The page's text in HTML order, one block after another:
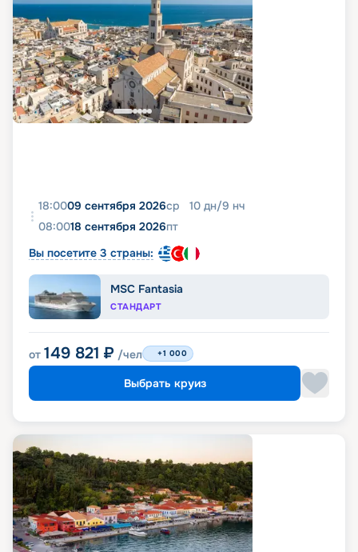
18:0009 сентября 2026ср 10 дн/9 нч
08:0018 сентября 2026пт
Вы посетите 3 страны:
MSC Fantasia
СТАНДАРТ
от 149 821 ₽ /чел +1 000
Выбрать круиз